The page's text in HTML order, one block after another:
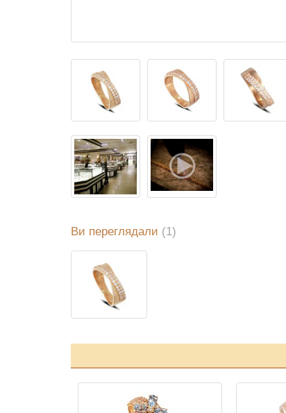
Ви переглядали (1)